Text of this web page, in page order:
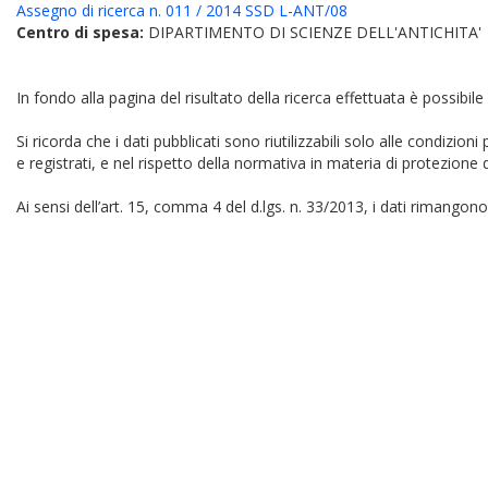
Assegno di ricerca n. 011 / 2014 SSD L-ANT/08
Centro di spesa: DIPARTIMENTO DI SCIENZE DELL'ANTICHITA'
In fondo alla pagina del risultato della ricerca effettuata è
Si ricorda che i dati pubblicati sono riutilizzabili solo alle
e registrati, e nel rispetto della normativa in materia di protezione
Ai sensi dell’art. 15, comma 4 del d.lgs. n. 33/2013, i dati